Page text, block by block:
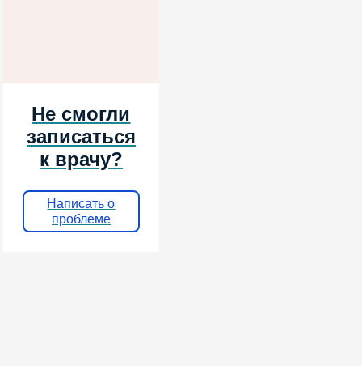
Не смогли
записаться
к врачу?
Написать о
проблеме